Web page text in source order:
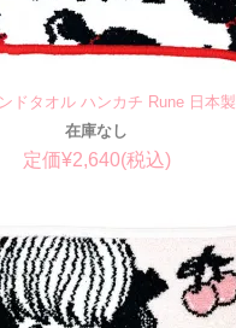
ドタオル ハンカチ Rune 日本製
在庫なし
定価¥2,640(税込)